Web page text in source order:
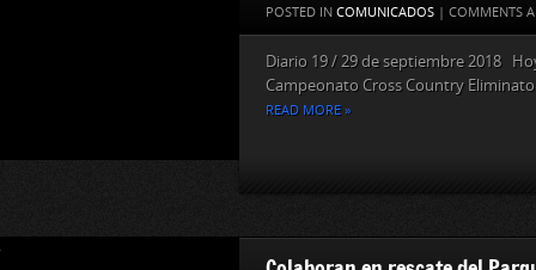
POSTED IN COMUNICADOS | COMMENTS
Diario 19 / 29 de septiembre 2018
Campeonato Cross Country
READ MORE »